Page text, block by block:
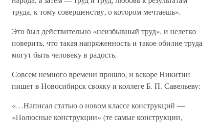
труда, к тому совершенству, о котором мечтаешь».
Это был действительно «неизбывный труд», и нелегко
поверить, что такая напряженность и такое обилие труда
могут быть человеку в радость.
Совсем немного времени прошло, и вскоре Никитин
пишет в Новосибирск свояку и коллеге Б. П. Савельеву:
«…Написал статью о новом классе конструкций —
«Полюсные конструкции» (те самые конструкции,